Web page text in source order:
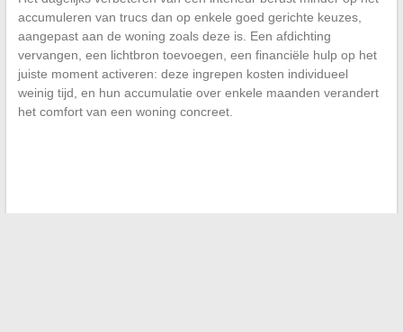
accumuleren van trucs dan op enkele goed gerichte keuzes,
aangepast aan de woning zoals deze is. Een afdichting
vervangen, een lichtbron toevoegen, een financiële hulp op het
juiste moment activeren: deze ingrepen kosten individueel
weinig tijd, en hun accumulatie over enkele maanden verandert
het comfort van een woning concreet.